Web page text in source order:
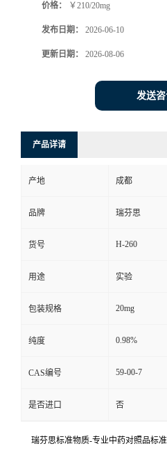
式
价格： ￥210/20mg
发布日期： 2026-06-10
更新日期： 2026-08-06
发送
产品详请
产地 成都
品牌 瑞芬思
货号 H-260
用途 实验
包装规格 20mg
纯度 0.98%
CAS编号 59-00-7
是否进口 否
瑞芬思标准物质-专业中药对照品标准